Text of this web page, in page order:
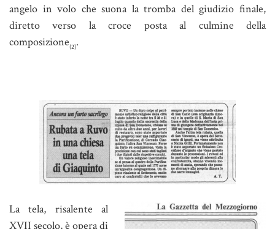
angelo in volo che suona la tromba del giudizio finale,
diretto verso la croce posta al culmine della
composizione(2).
La tela, risalente al
XVII secolo, è opera di